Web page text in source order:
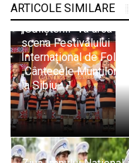
ARTICOLE SIMILARE
Ansamblul Folcloric
„Săliștenii” va urca pe
scena Festivalului
Internațional de Folclor
„Cântecele Munților”
la Sibiu